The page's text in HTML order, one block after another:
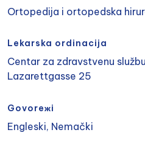
Ortopedija i ortopedska
Lekarska ordinacija
Centar za zdravstvenu
Lazarettgasse 25
Govoreжi
Engleski, Nemački